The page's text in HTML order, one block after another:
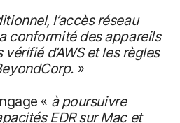
l’accès réseau
conformité des appareils
d’AWS et les règles
»
« àpoursuivre
EDR sur Mac et